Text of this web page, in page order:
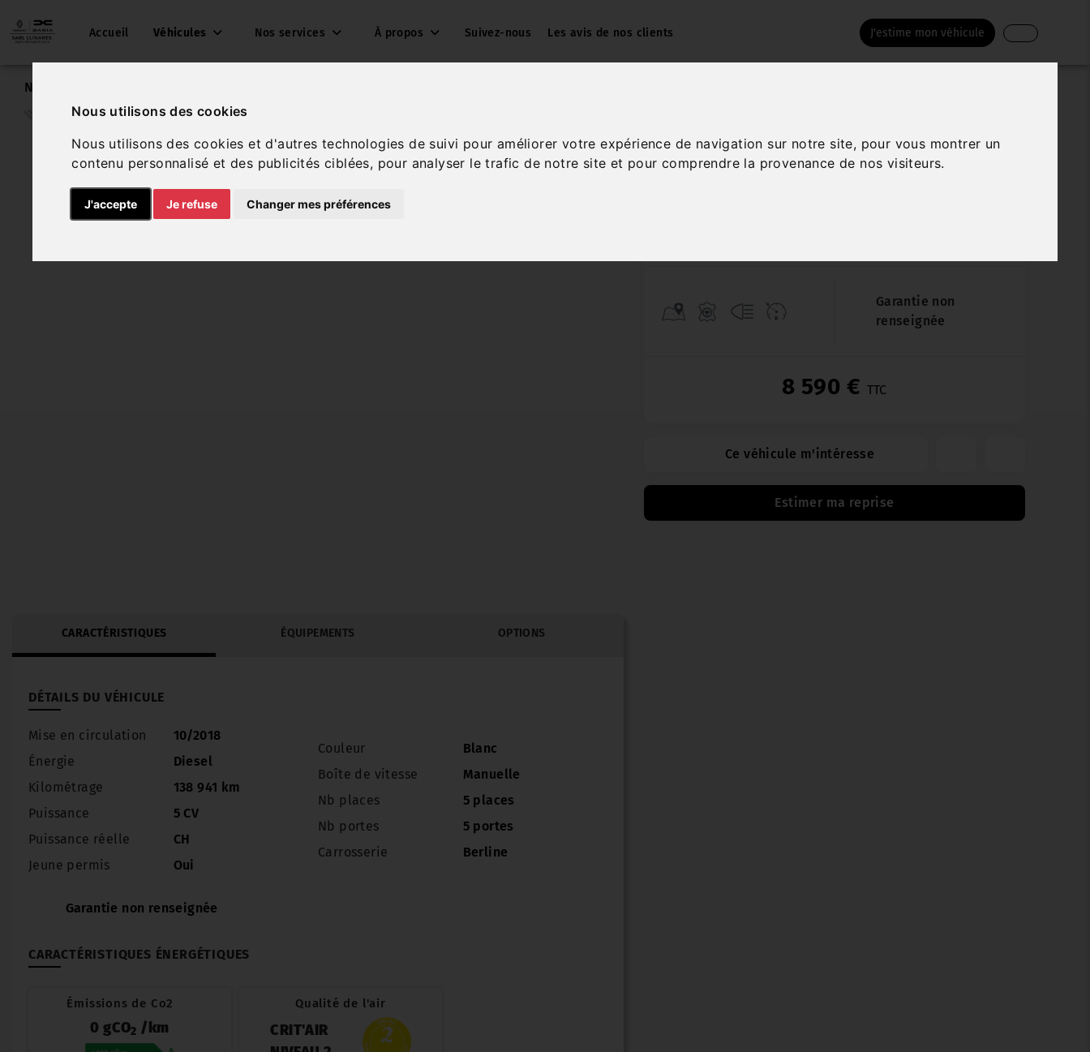
Nous utilisons des cookies
Nous utilisons des cookies et d'autres technologies de suivi pour améliorer votre expérience de navigation sur notre site, pour vous montrer un
contenu personnalisé et des publicités ciblées, pour analyser le trafic de notre site et pour comprendre la provenance de nos visiteurs.
J'accepte Je refuse Changer mes préférences
Accueil Véhicules Nos services À propos Suivez-nous Les avis de nos clients J'estime mon véhicule
Nos véhicules
CARACTÉRISTIQUES ÉQUIPEMENTS OPTIONS
DÉTAILS DU VÉHICULE
Mise en circulation
10/2018
Énergie
Diesel
Kilométrage
138 941 km
Puissance
5 CV
Puissance réelle
CH
Jeune permis
Oui
Couleur
Blanc
Boîte de vitesse
Manuelle
Nb places
5 places
Nb portes
5 portes
Carrosserie
Berline
Garantie non renseignée
CARACTÉRISTIQUES ÉNERGÉTIQUES
Émissions de Co2
0 gCO2 /km
Qualité de l'air
CRIT'AIR
PEUGEOT 208
BLUEHDI 100 €6.C S&S ALLURE BUSINESS
Garantie non
renseignée
8 590 € TTC
Ce véhicule m'intéresse
Estimer ma reprise